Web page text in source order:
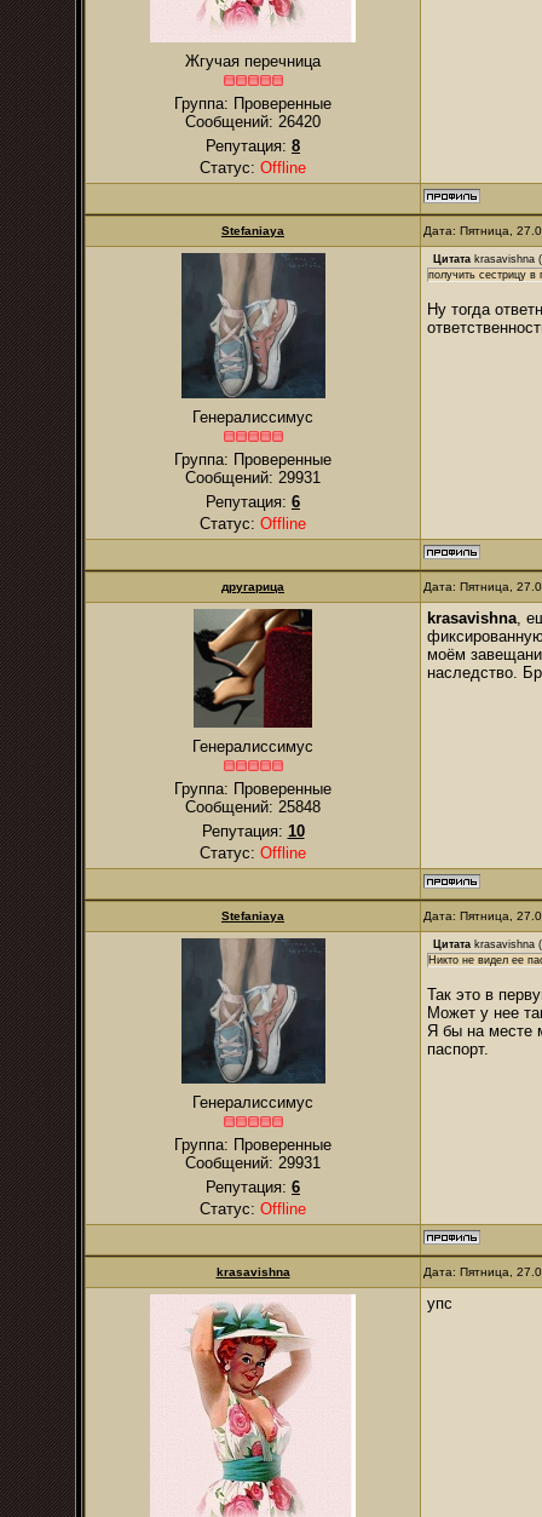
Жгучая перечница
Группа: Проверенные
Сообщений: 26420
Репутация: 8
Статус: Offline
Stefaniaya Дата: Пятница,
Генералиссимус
Группа: Проверенные
Сообщений: 29931
Репутация: 6
Статус: Offline
Цитата krasavishna (
получить сестрицу в
Ну тогда
другарица Дата: Пятница,
Генералиссимус
Группа: Проверенные
Сообщений: 25848
Репутация: 10
Статус: Offline
krasavishna,
моём
наследство.
Stefaniaya Дата: Пятница,
Генералиссимус
Группа: Проверенные
Сообщений: 29931
Репутация: 6
Статус: Offline
Цитата krasavishna (
Никто не видел ее
Так это в
Может у нее
Я бы на месте
паспорт.
krasavishna Дата: Пятница,
упс